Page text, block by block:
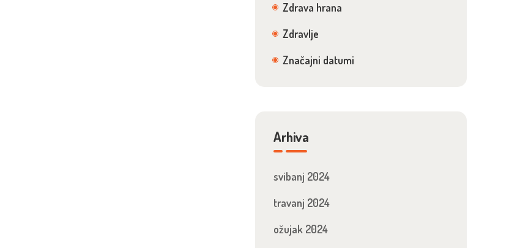
Zdrava hrana
Zdravlje
Značajni datumi
Arhiva
svibanj 2024
travanj 2024
ožujak 2024